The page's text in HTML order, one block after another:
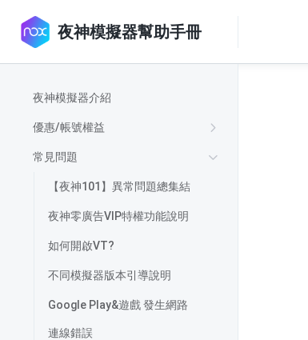
夜神模擬器幫助手冊
夜神模擬器介紹
優惠/帳號權益
常見問題
【夜神101】異常問題總集結
夜神零廣告VIP特權功能說明
如何開啟VT?
不同模擬器版本引導說明
Google Play&遊戲 發生網路
連線錯誤